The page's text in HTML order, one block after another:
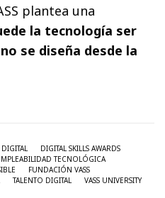
plantea una
la tecnología ser
se diseña desde la
DIGITAL SKILLS AWARDS
TECNOLÓGICA
FUNDACIÓN VASS
TALENTO DIGITAL VASS UNIVERSITY